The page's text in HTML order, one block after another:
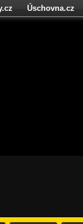
Úschovna.cz